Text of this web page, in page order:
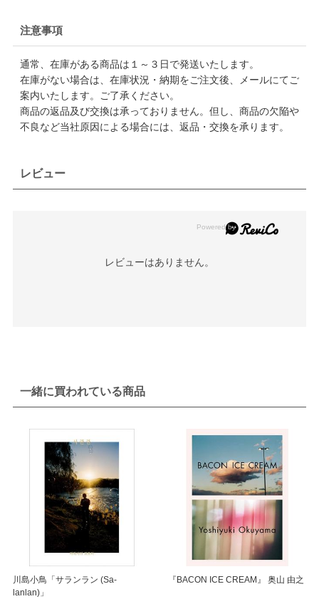
注意事項
通常、在庫がある商品は１～３日で発送いたします。
在庫がない場合は、在庫状況・納期をご注文後、メールにてご
案内いたします。ご了承ください。
商品の返品及び交換は承っておりません。但し、商品の欠陥や
不良など当社原因による場合には、返品・交換を承ります。
レビュー
レビューはありません。
一緒に買われている商品
川島小鳥「サランラン (Sa-
lanlan)」
『BACON ICE CREAM』 奥山 由之